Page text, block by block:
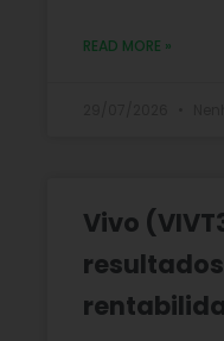
READ MORE »
Vivo